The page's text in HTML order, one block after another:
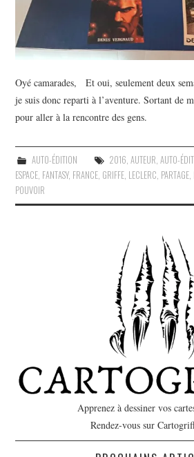
Oyé camarades, Et oui, seulement deux
je suis donc reparti à l’aventure. Sortant de
pour aller à la rencontre des gens.
AUTO-ÉDITION 2016 AUTEUR AUTO-
ESPACE FANTASY, FRANCE GRIFFE LECLERC PARTAGE
POUVOIR
Apprenez à dessiner vos
Rendez-vous sur